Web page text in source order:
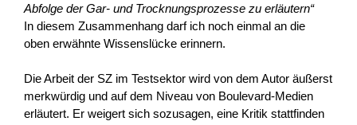
Abfolge der Gar- und Trocknungsprozesse zu erläutern“
In diesem Zusammenhang darf ich noch einmal an die
oben erwähnte Wissenslücke erinnern.
Die Arbeit der SZ im Testsektor wird von dem Autor äußerst
merkwürdig und auf dem Niveau von Boulevard-Medien
erläutert. Er weigert sich sozusagen, eine Kritik stattfinden